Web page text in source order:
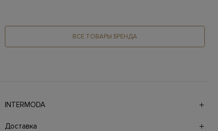
ВСЕ ТОВАРЫ БРЕНДА
INTERMODA
брендов на 4 этажах в самом центре города. На сайте
Доставка